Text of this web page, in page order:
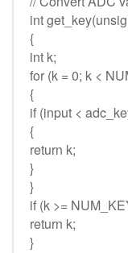
int
{
int k;
for (k = 0; k <
{
if (input <
{
return k;
}
}
if (k >=
return k;
}